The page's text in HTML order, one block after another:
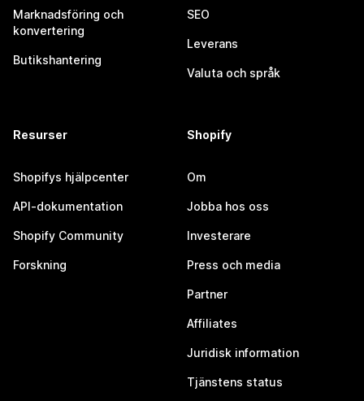
Marknadsföring och
konvertering
Butikshantering
SEO
Leverans
Valuta och språk
Resurser
Shopifys hjälpcenter
API-dokumentation
Shopify Community
Forskning
Shopify
Om
Jobba hos oss
Investerare
Press och media
Partner
Affiliates
Juridisk information
Tjänstens status